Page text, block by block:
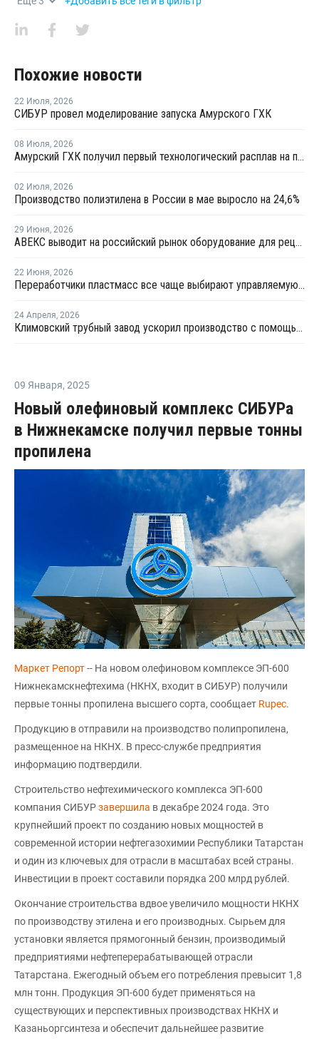
Похожие новости
22 Июля, 2026
СИБУР провел моделирование запуска Амурского ГХК
08 Июля, 2026
Амурский ГХК получил первый технологический расплав на производстве полиэтилена
02 Июля, 2026
Производство полиэтилена в России в мае выросло на 24,6%
29 Июня, 2026
АВЕКС выводит на российский рынок оборудование для рециклинга Avian Machinery
22 Июня, 2026
Переработчики пластмасс все чаще выбирают управляемую вторичную гранулу
24 Апреля, 2026
Климовский трубный завод ускорил производство с помощью роботов
09 Января, 2025
Новый олефиновый комплекс СИБУРа
в Нижнекамске получил первые тонны
пропилена
Маркет Репорт-- На новом олефиновом комплексе ЭП-600
Нижнекамскнефтехима (НКНХ, входит в СИБУР) получили
первые тонны пропилена высшего сорта, сообщает Rupec.
Продукцию в отправили на производство полипропилена,
размещенное на НКНХ. В пресс-службе предприятия
информацию подтвердили.
Строительство нефтехимического комплекса ЭП-600
компания СИБУРзавершила в декабре 2024 года. Это
крупнейший проект по созданию новых мощностей в
современной истории нефтегазохимии Республики Татарстан
и один из ключевых для отрасли в масштабах всей страны.
Инвестиции в проект составили порядка 200 млрд рублей.
Окончание строительства вдвое увеличило мощности НКНХ
по производству этилена и его производных. Сырьем для
установки является прямогонный бензин, производимый
предприятиями нефтеперерабатывающей отрасли
Татарстана. Ежегодный объем его потребления превысит 1,8
млн тонн. Продукция ЭП-600 будет применяться на
существующих и перспективных производствах НКНХ и
Казаньоргсинтеза и обеспечит дальнейшее развитие